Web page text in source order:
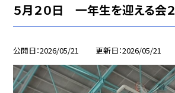
５月２０日 一年生を迎える会２
公開日 2026/05/21 更新日 2026/05/21